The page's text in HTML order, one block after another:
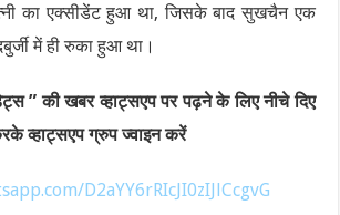
का एक्सीडेंट हुआ था, जिसके बाद सुखचैन एक
में ही रुका हुआ था।
” की खबर व्हाट्सएप पर पढ़ने के लिए नीचे दिए
व्हाट्सएप ग्रुप ज्वाइन करें
D2aYY6rRIcJI0zIJlCcgvG